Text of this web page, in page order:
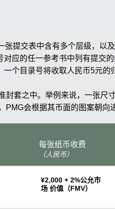
提交表中含有多个层级，以
应的任一参考书中列有提交
个目录号将收取人民币5元的
套之中。举例来说，一张尺
会根据其币面的图案朝向
每张纸币收费
（人民币）
¥2,000 + 2%公允市
场 价值（FMV）